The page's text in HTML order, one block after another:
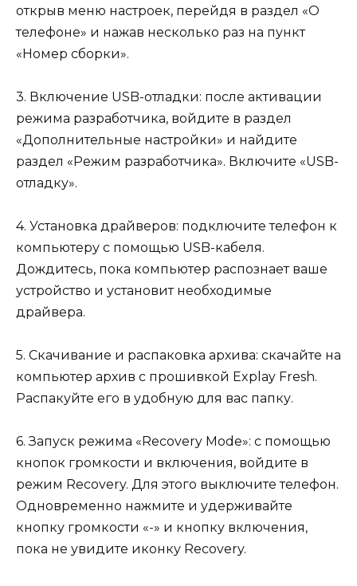
открыв меню настроек, перейдя в раздел «О
телефоне» и нажав несколько раз на пункт
«Номер сборки».
3. Включение USB-отладки: после активации
режима разработчика, войдите в раздел
«Дополнительные настройки» и найдите
раздел «Режим разработчика». Включите «USB-
отладку».
4. Установка драйверов: подключите телефон к
компьютеру с помощью USB-кабеля.
Дождитесь, пока компьютер распознает ваше
устройство и установит необходимые
драйвера.
5. Скачивание и распаковка архива: скачайте на
компьютер архив с прошивкой Explay Fresh.
Распакуйте его в удобную для вас папку.
6. Запуск режима «Recovery Mode»: с помощью
кнопок громкости и включения, войдите в
режим Recovery. Для этого выключите телефон.
Одновременно нажмите и удерживайте
кнопку громкости «-» и кнопку включения,
пока не увидите иконку Recovery.